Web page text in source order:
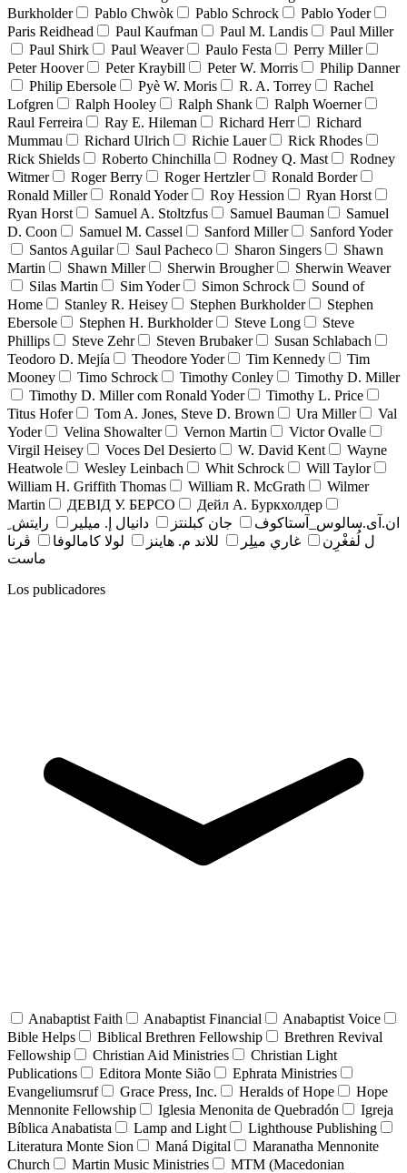
Burkholder
Pablo Chwòk Pablo Schrock
Pablo Yoder
Paris Reidhead
Paul Kaufman Paul M. Landis
Paul Miller
Paul Shirk
Paul Weaver Paulo Festa
Perry Miller
Peter Hoover
Peter Kraybill Peter W. Morris
Philip Danner
Philip Ebersole
Pyè W. Moris R. A. Torrey
Rachel
Lofgren
Ralph Hooley Ralph Shank
Ralph Woerner
Raul Ferreira
Ray E. Hileman Richard Herr
Richard
Mummau
Richard Ulrich Richie Lauer
Rick Rhodes
Rick Shields
Roberto Chinchilla Rodney Q. Mast
Rodney
Witmer
Roger Berry Roger Hertzler
Ronald Border
Ronald Miller
Ronald Yoder Roy Hession
Ryan Horst
Ryan Horst
Samuel A. Stoltzfus Samuel Bauman
Samuel
D. Coon
Samuel M. Cassel Sanford Miller
Sanford Yoder
Santos Aguilar
Saul Pacheco Sharon Singers
Shawn
Martin
Shawn Miller Sherwin Brougher
Sherwin Weaver
Silas Martin
Sim Yoder Simon Schrock
Sound of
Home
Stanley R. Heisey Stephen Burkholder
Stephen
Ebersole
Stephen H. Burkholder Steve Long
Steve
Phillips
Steve Zehr Steven Brubaker
Susan Schlabach
Teodoro D. Mejía
Theodore Yoder Tim Kennedy
Tim
Mooney
Timo Schrock Timothy Conley
Timothy D. Miller
Timothy D. Miller com Ronald Yoder
Timothy L. Price
Titus Hofer
Tom A. Jones, Steve D. Brown Ura Miller
Val
Yoder
Velina Showalter Vernon Martin
Victor Ovalle
Virgil Heisey
Voces Del Desierto W. David Kent
Wayne
Heatwole
Wesley Leinbach Whit Schrock
Will Taylor
William H. Griffith Thomas
William R. McGrath
Wilmer
Martin
ДЕВІД У. БЕРСО
Дейл А. Буркхолдер
ان.آی.سالوس_آستاکوف
جان کبلنتز دانيال إ. ميلير
رايتش ِ
ل لُفغْرِن
غاري ميلِر للاند م. هاينز لولا كامالوفا
ڤرنا
ماست
Los publicadores
Anabaptist Faith Anabaptist Financial
Anabaptist Voice
Bible Helps
Biblical Brethren Fellowship
Brethren Revival
Fellowship
Christian Aid Ministries
Christian Light
Publications
Editora Monte Sião
Ephrata Ministries
Evangeliumsruf
Grace Press, Inc. Heralds of Hope
Hope
Mennonite Fellowship
Iglesia Menonita de Quebradón
Igreja
Bíblica Anabatista
Lamp and Light
Lighthouse Publishing
Literatura Monte Sion
Maná Digital
Maranatha Mennonite
Church
Martin Music Ministries
MTM (Macedonian